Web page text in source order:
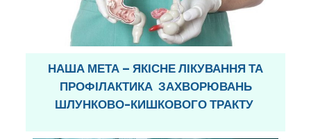
НАША МЕТА – ЯКІСНЕ ЛІКУВАННЯ ТА
ПРОФІЛАКТИКА ЗАХВОРЮВАНЬ
ШЛУНКОВО-КИШКОВОГО ТРАКТУ